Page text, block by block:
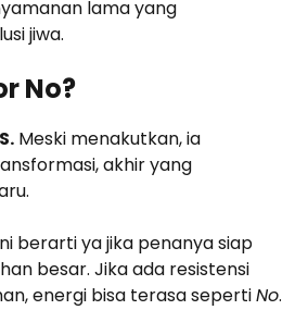
lama yang
jiwa.
No?
Meski menakutkan, ia
akhir yang
berarti ya jika penanya siap
besar. Jika ada resistensi
energi bisa terasa sepertiNo.